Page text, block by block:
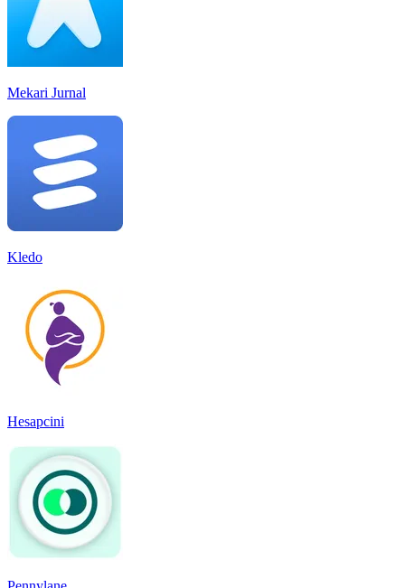
Mekari Jurnal
Kledo
Hesapcini